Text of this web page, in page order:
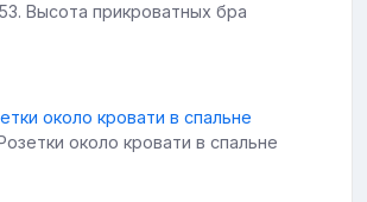
53. Высота прикроватных бра
около кровати в спальне